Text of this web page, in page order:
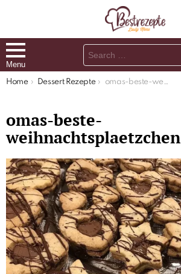
Menu
Search
for:
You are here:
Home Dessert Rezepte omas-beste-weihnachtsplaetzchen
omas-beste-
weihnachtsplaetzchen